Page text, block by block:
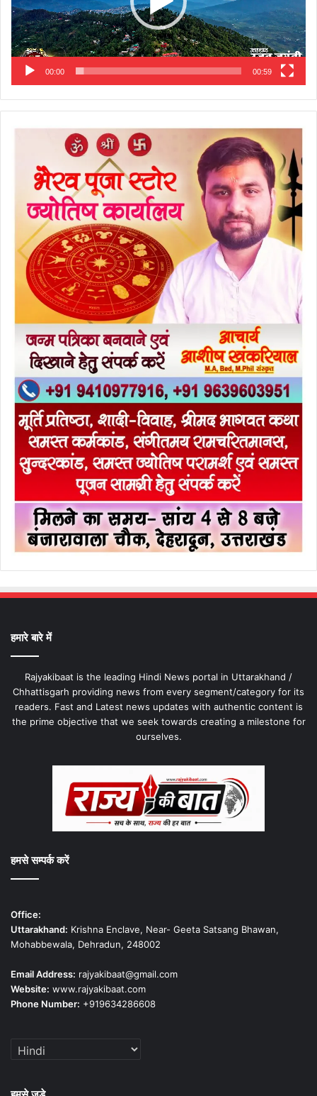
00:00 00:59
हमारे बारे में
Rajyakibaat is the leading Hindi News portal in Uttarakhand /
Chhattisgarh providing news from every segment/category for its
readers. Fast and Latest news updates with authentic content is
the prime objective that we seek towards creating a milestone for
ourselves.
हमसे सम्पर्क करें
Office:
Uttarakhand: Krishna Enclave, Near- Geeta Satsang Bhawan,
Mohabbewala, Dehradun, 248002
Email Address: rajyakibaat@gmail.com
Website: www.rajyakibaat.com
Phone Number: +919634286608